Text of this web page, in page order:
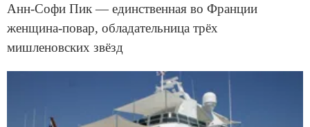
Анн-Софи Пик — единственная во Франции
женщина-повар, обладательница трёх
мишленовских звёзд